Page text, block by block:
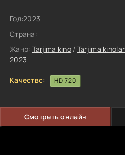
Год:2023
Страна:
Жанр: Tarjima kino / Tarjima kinolar
2023
Качество: HD 720
Смотреть онлайн